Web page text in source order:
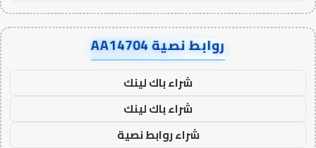
روابط نصية AA14704
شراء باك لينك
شراء باك لينك
شراء روابط نصية